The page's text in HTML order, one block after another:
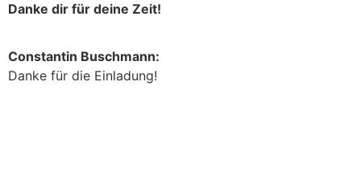
Danke dir für deine Zeit!
Constantin Buschmann:
Danke für die Einladung!